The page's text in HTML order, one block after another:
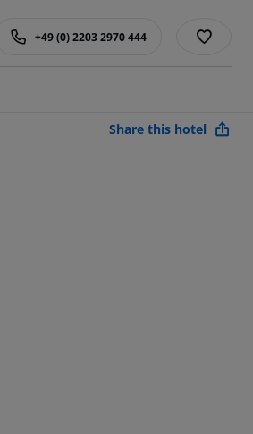
+49 (0) 2203 2970 444
Share this hotel